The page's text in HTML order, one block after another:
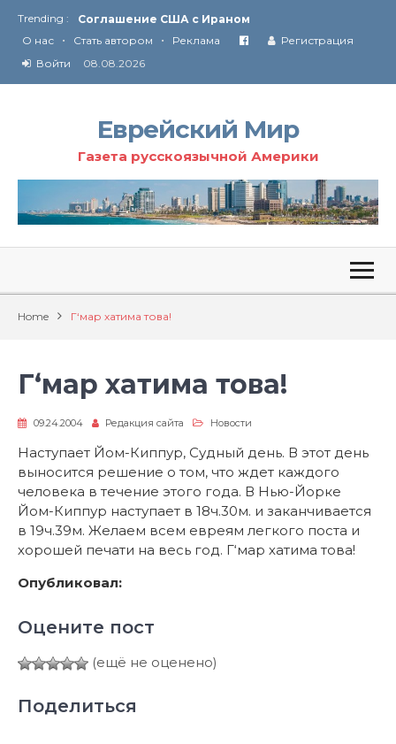
Trending :
Соглашение США с Ираном
Технология Революции в Иране
О нас • Стать автором • Реклама
Регистрация
Войти
08.08.2026
Еврейский Мир
Газета русскоязычной Америки
Home Г‘мар хатима това!
Г‘мар хатима това!
09.24.2004 Редакция сайта Новости
Наступает Йом-Киппур, Судный день. В этот день
выносится решение о том, что ждет каждого
человека в течение этого года. В Нью-Йорке
Йом-Киппур наступает в 18ч.30м. и заканчивается
в 19ч.39м. Желаем всем евреям легкого поста и
хорошей печати на весь год. Г‘мар хатима това!
Опубликовал:
Оцените пост
(ещё не оценено)
Поделиться